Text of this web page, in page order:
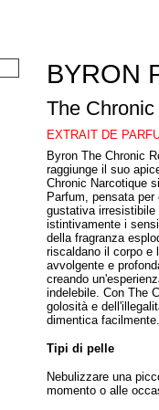
BYRON
The
EXTRAIT DE
Byron The Chronic
raggiunge il suo
Chronic Narcotique
Parfum, pensata
gustativa
istintivamente i
della fragranza
riscaldano il corpo e
avvolgente e
creando
indelebile. Con The
golosità e
dimentica facilmente.
Tipi di pelle
Nebulizzare una
momento o alle